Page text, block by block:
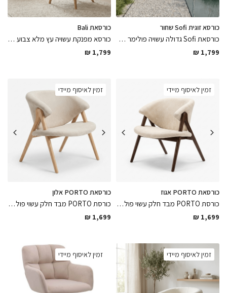
כורסא זוגית Sofi שחור
כורסאת Sofi גדולה עשויה פולימר בגוון שחור מט בשילוב כרית פוליאסטר נוחה במיוחד עמידה לתנאי חוץ למרפסת ולגינה
₪ 1,799
כורסאת Bali
כורסא מפנקת עשויה עץ מלא צבוע בלכה מט בשילוב ראטן בגימורים מושלמים נוחה ומרשימה
₪ 1,799
זמין לאיסוף מיידי
כורסאת PORTO אגוז
כורסת PORTO מבד חלק עשוי פוליאסטר בגוון קרם בשילוב רגלי עץ מעוגלות אגוז אמריקאי נוחה ונעימה למגע בגימורים מושלמים, לשדרוג החלל באלגנטיות
₪ 1,699
זמין לאיסוף מיידי
כורסאת PORTO אלון
כורסת PORTO מבד חלק עשוי פוליאסטר בגוון קרם בשילוב רגלי עץ מעוגלות אלון טבעי נוחה ונעימה למגע בגימורים מושלמים, כורסא שתסגור את הלוק הסופי באלגנטיות
₪ 1,699
זמין לאיסוף מיידי זמין לאיסוף מיידי